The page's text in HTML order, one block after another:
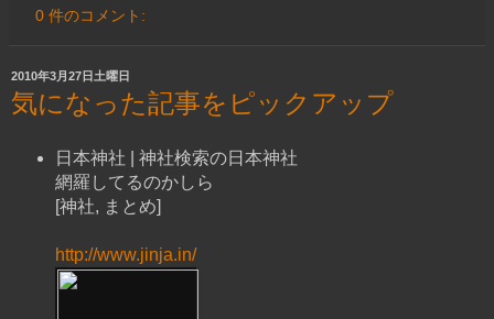
0 件のコメント:
2010年3月27日土曜日
気になった記事をピックアップ
日本神社 | 神社検索の日本神社
網羅してるのかしら
[神社, まとめ]
http://www.jinja.in/